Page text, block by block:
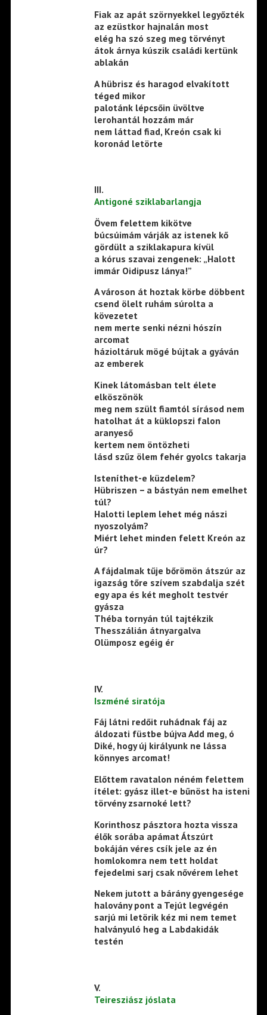
Fiak az apát szörnyekkel legyőzték
az ezüstkor hajnalán most
elég ha szó szeg meg törvényt
átok árnya kúszik családi kertünk
ablakán
A hübrisz és haragod elvakított
téged mikor
palotánk lépcsőin üvöltve
lerohantál hozzám már
nem láttad fiad, Kreón csak ki
koronád letörte
III.
Antigoné sziklabarlangja
Övem felettem kikötve
búcsúimám várják az istenek kő
gördült a sziklakapura kívül
a kórus szavai zengenek: „Halott
immár Oidipusz lánya!”
A városon át hoztak körbe döbbent
csend ölelt ruhám súrolta a
kövezetet
nem merte senki nézni hószín
arcomat
házioltáruk mögé bújtak a gyáván
az emberek
Kinek látomásban telt élete
elköszönök
meg nem szült fiamtól sírásod nem
hatolhat át a küklopszi falon
aranyeső
kertem nem öntözheti
lásd szűz ölem fehér gyolcs takarja
Isteníthet-e küzdelem?
Hübriszen − a bástyán nem emelhet
túl?
Halotti leplem lehet még nászi
nyoszolyám?
Miért lehet minden felett Kreón az
úr?
A fájdalmak tűje bőrömön átszúr az
igazság tőre szívem szabdalja szét
egy apa és két megholt testvér
gyásza
Théba tornyán túl tajtékzik
Thesszálián átnyargalva
Olümposz egéig ér
IV.
Iszméné siratója
Fáj látni redőit ruhádnak fáj az
áldozati füstbe bújva Add meg, ó
Diké, hogy új királyunk ne lássa
könnyes arcomat!
Előttem ravatalon néném felettem
ítélet: gyász illet-e bűnöst ha isteni
törvény zsarnoké lett?
Korinthosz pásztora hozta vissza
élők sorába apámat Átszúrt
bokáján véres csík jele az én
homlokomra nem tett holdat
fejedelmi sarj csak nővérem lehet
Nekem jutott a bárány gyengesége
halovány pont a Tejút legvégén
sarjú mi letörik kéz mi nem temet
halványuló heg a Labdakidák
testén
V.
Teiresziász jóslata